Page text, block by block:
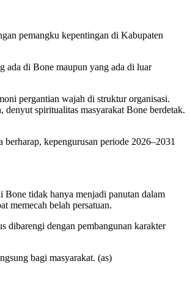
pemangku kepentingan di Kabupaten
ada di Bone maupun yang ada di luar
pergantian wajah di struktur organisasi.
spiritualitas masyarakat Bone berdetak.
kepengurusan periode 2026–2031
Bone tidak hanya menjadi panutan dalam
memecah belah persatuan.
dibarengi dengan pembangunan karakter
bagi masyarakat. (as)